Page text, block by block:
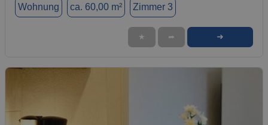
Wohnung ca. 60,00 m² Zimmer 3
★ ➦ ➜